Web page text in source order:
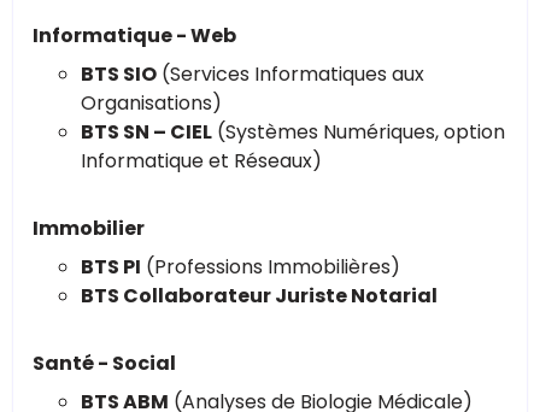
Informatique - Web
BTS SIO (Services Informatiques aux
Organisations)
BTS SN – CIEL (Systèmes Numériques, option
Informatique et Réseaux)
Immobilier
BTS PI (Professions Immobilières)
BTS Collaborateur Juriste Notarial
Santé - Social
BTS ABM (Analyses de Biologie Médicale)